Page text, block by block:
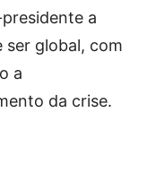
a
ser global, com
a
da crise.